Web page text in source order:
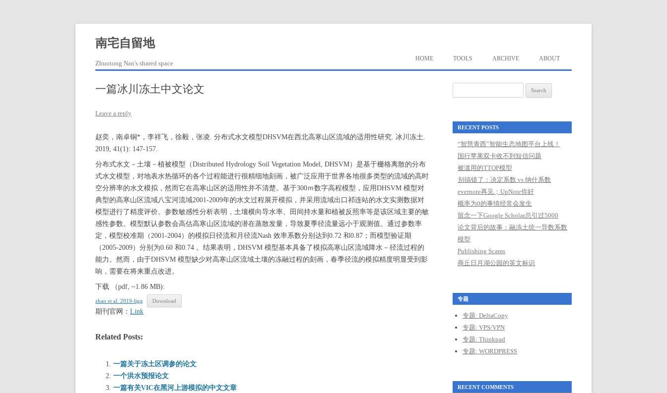
content
南宅自留地
Zhuotong Nan's shared space
HOME TOOLS ARCHIVE ABOUT
一篇冰川冻土中文论文
Leave a reply
赵奕，南卓铜*，李祥飞，徐毅，张凌. 分布式水文模型DHSVM在西北高寒山区流域的适用性研究. 冰川冻土.
2019, 41(1): 147-157.
分布式水文－土壤－植被模型（Distributed Hydrology Soil Vegetation Model, DHSVM）是基于栅格离散的分布
式水文模型，对地表水热循环的各个过程能进行很精细地刻画，被广泛应用于世界各地很多类型的流域的高时
空分辨率的水文模拟，然而它在高寒山区的适用性并不清楚。基于300ｍ数字高程模型，应用DHSVM 模型对
典型的高寒山区流域八宝河流域2001-2009年的水文过程展开模拟，并采用流域出口祁连站的水文实测数据对
模型进行了精度评价。参数敏感性分析表明，土壤横向导水率、田间持水量和植被反照率等是该区域主要的敏
感性参数。模型默认参数会高估高寒山区流域的潜在蒸散发量，导致夏季径流量远小于观测值。通过参数率
定，模型校准期（2001-2004）的模拟日径流和月径流Nash 效率系数分别达到0.72 和0.87；而模型验证期
（2005-2009）分别为0.60 和0.74 。结果表明，DHSVM 模型基本具备了模拟高寒山区流域降水－径流过程的
能力。然而，由于DHSVM 模型缺少对高寒山区流域土壤的冻融过程的刻画，春季径流的模拟精度明显受到影
响，需要在将来重点改进。
下载 （pdf, ~1.86 MB):
zhao et al. 2019-ligg Download
期刊官网： Link
Related Posts:
一篇关于冻土区调参的论文
一个洪水预报论文
一篇有关VIC在黑河上游模拟的中文文章
for:
RECENT POSTS
“智慧青西”智能生态地图平台上线！
国行苹果双卡收不到短信问题
被滥用的TTOP模型
别搞错了：决定系数 vs 纳什系数
evernote再见；UpNote你好
概率为0的事情经常会发生
留念一下Google Scholar总引过5000
论文背后的故事：融冻土统一导数系数
模型
Publishing Scams
商丘日月湖公园的英文标识
专题
专题: DeltaCopy
专题: VPS/VPN
专题: Thinkpad
专题: WORDPRESS
RECENT COMMENTS